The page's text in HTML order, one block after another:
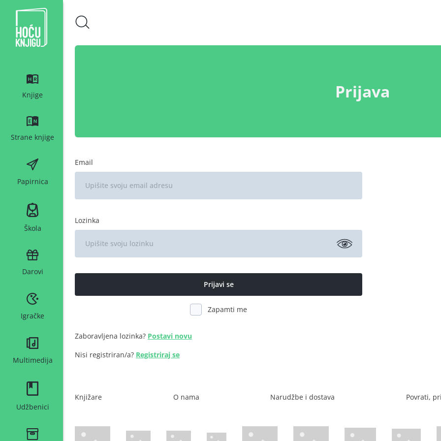
Hoću knjigu bijeli logo
Knjige
Strane knjige
Papirnica
Škola
Darovi
Igračke
Multimedija
Udžbenici
Prijava
Email
Lozinka
Zapamti me
Zaboravljena lozinka? Postavi novu
Nisi registriran/a? Registriraj se
Knjižare O nama Narudžbe i dostava Povrati,
WsPay web stranicaMaestro web stranicaMastercard web stranicaAmerican Express web stranica
Visa web stranica Diners web stranicaTrustwave certificirano
Mastercard